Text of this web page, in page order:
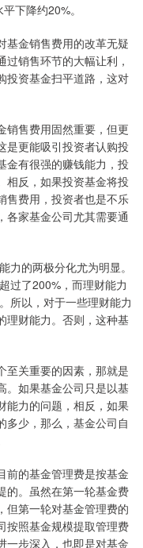
下降约20%。
基金销售费用的改革无疑
销售环节的大幅让利，
投资基金扫平道路，这对
销售费用固然重要，但更
是更能吸引投资者认购投
金有很强的赚钱能力，投
相反，如果投资基金将投
售费用，投资者也是不乐
各家基金公司尤其需要通
力的两极分化尤为明显。
过了200%，而理财能力
所以，对于一些理财能力
理财能力。否则，这种基
至关重要的因素，那就是
。如果基金公司只是以基
能力的问题，相反，如果
多少，那么，基金公司自
前的基金管理费是按基金
的。虽然在第一轮基金费
但第一轮对基金管理费的
按照基金规模提取管理费
一步深入，也即是对基金